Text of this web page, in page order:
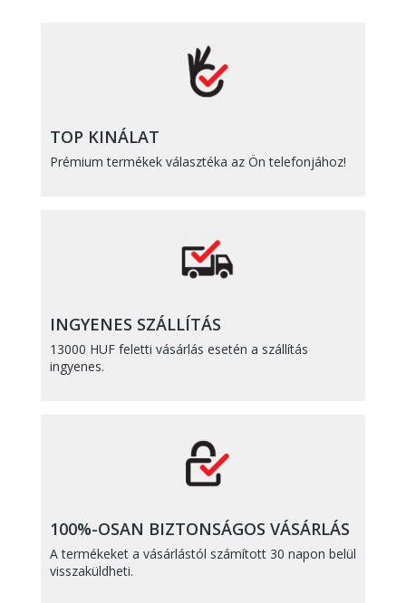
TOP KINÁLAT
Prémium termékek választéka az Ön telefonjához!
INGYENES SZÁLLÍTÁS
13000 HUF feletti vásárlás esetén a szállítás
ingyenes.
100%-OSAN BIZTONSÁGOS VÁSÁRLÁS
A termékeket a vásárlástól számított 30 napon belül
visszaküldheti.